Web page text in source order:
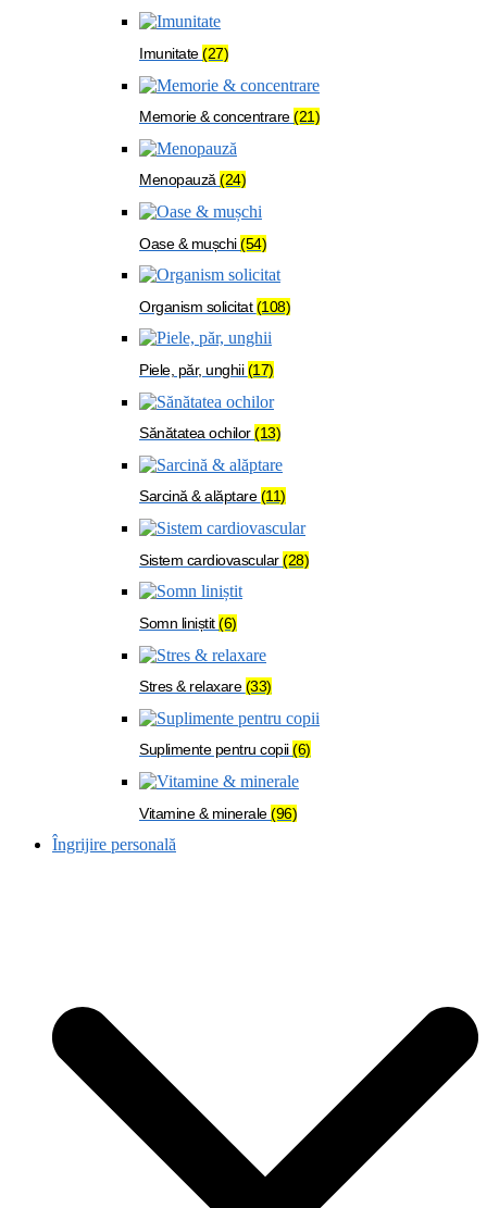
Imunitate(27)
Memorie & concentrare(21)
Menopauză(24)
Oase & mușchi(54)
Organism solicitat(108)
Piele, păr, unghii(17)
Sănătatea ochilor(13)
Sarcină & alăptare(11)
Sistem cardiovascular(28)
Somn liniștit(6)
Stres & relaxare(33)
Suplimente pentru copii(6)
Vitamine & minerale(96)
Îngrijire personală